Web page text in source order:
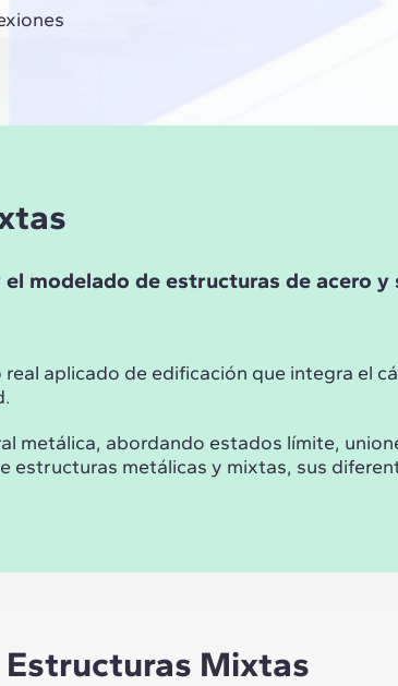
modelado de estructuras de acero y
aplicado de edificación que integra el
metálica, abordando estados límite,
metálicas y mixtas, sus
Mixtas